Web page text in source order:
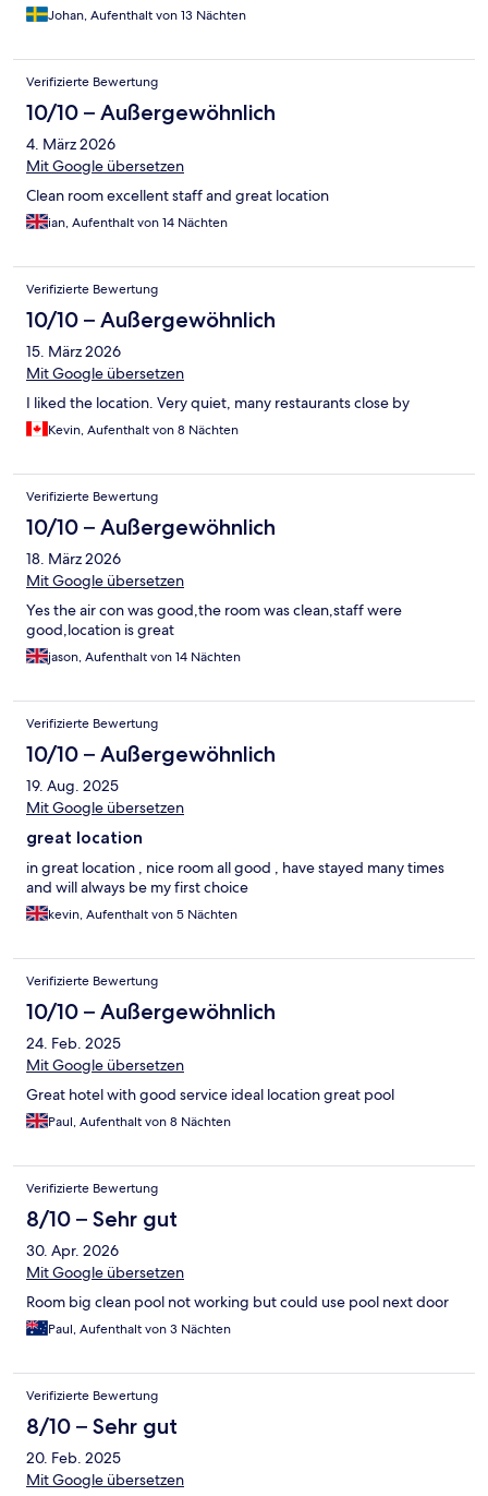
Johan, Aufenthalt von 13 Nächten
Verifizierte Bewertung
10/10 – Außergewöhnlich
4. März 2026
Mit Google übersetzen
Clean room excellent staff and great location
ian, Aufenthalt von 14 Nächten
Verifizierte Bewertung
10/10 – Außergewöhnlich
15. März 2026
Mit Google übersetzen
I liked the location. Very quiet, many restaurants close by
Kevin, Aufenthalt von 8 Nächten
Verifizierte Bewertung
10/10 – Außergewöhnlich
18. März 2026
Mit Google übersetzen
Yes the air con was good,the room was clean,staff were
good,location is great
jason, Aufenthalt von 14 Nächten
Verifizierte Bewertung
10/10 – Außergewöhnlich
19. Aug. 2025
Mit Google übersetzen
great location
in great location , nice room all good , have stayed many times
and will always be my first choice
kevin, Aufenthalt von 5 Nächten
Verifizierte Bewertung
10/10 – Außergewöhnlich
24. Feb. 2025
Mit Google übersetzen
Great hotel with good service ideal location great pool
Paul, Aufenthalt von 8 Nächten
Verifizierte Bewertung
8/10 – Sehr gut
30. Apr. 2026
Mit Google übersetzen
Room big clean pool not working but could use pool next door
Paul, Aufenthalt von 3 Nächten
Verifizierte Bewertung
8/10 – Sehr gut
20. Feb. 2025
Mit Google übersetzen